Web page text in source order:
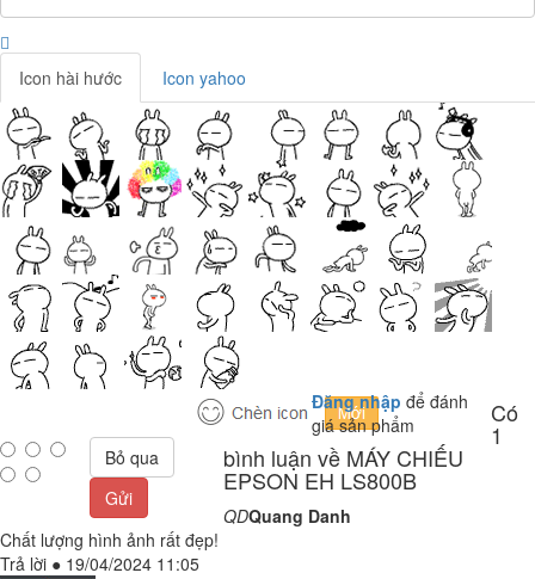
Icon hài hước Icon yahoo
Đăng nhập để đánh
giá sản phẩm
Bỏ qua
Gửi
Có
1
bình luận về MÁY CHIẾU
EPSON EH LS800B
QDQuang Danh
Chất lượng hình ảnh rất đẹp!
Trả lời ● 19/04/2024 11:05